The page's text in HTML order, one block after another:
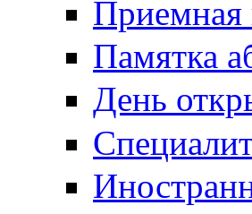
Приемная
Памятка
День